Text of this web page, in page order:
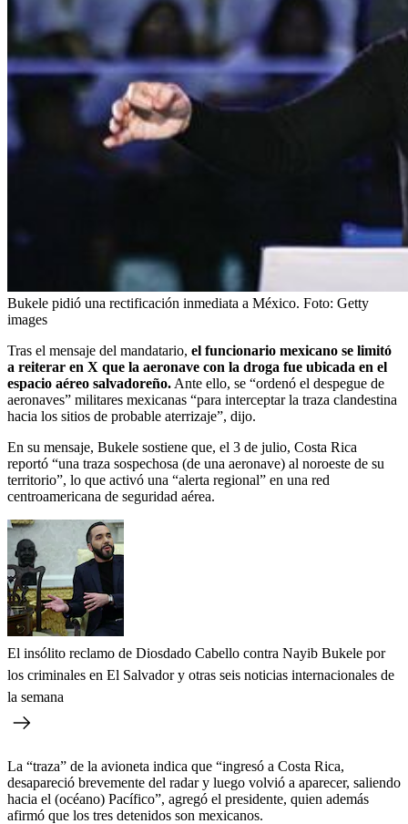
Bukele pidió una rectificación inmediata a México. Foto: Getty
images
Tras el mensaje del mandatario, el funcionario mexicano se limitó
a reiterar en X que la aeronave con la droga fue ubicada en el
espacio aéreo salvadoreño. Ante ello, se “ordenó el despegue de
aeronaves” militares mexicanas “para interceptar la traza clandestina
hacia los sitios de probable aterrizaje”, dijo.
En su mensaje, Bukele sostiene que, el 3 de julio, Costa Rica
reportó “una traza sospechosa (de una aeronave) al noroeste de su
territorio”, lo que activó una “alerta regional” en una red
centroamericana de seguridad aérea.
El insólito reclamo de Diosdado Cabello contra Nayib Bukele por
los criminales en El Salvador y otras seis noticias internacionales de
la semana
La “traza” de la avioneta indica que “ingresó a Costa Rica,
desapareció brevemente del radar y luego volvió a aparecer, saliendo
hacia el (océano) Pacífico”, agregó el presidente, quien además
afirmó que los tres detenidos son mexicanos.